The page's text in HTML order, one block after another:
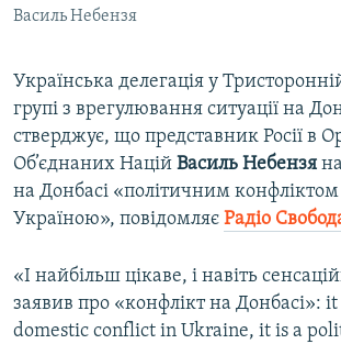
Василь Небензя
Українська делегація у
групі з врегулювання ситуації на
стверджує, що представник Росії в
Об’єднаних Націй Василь Небензя
на Донбасі «політичним
Україною», повідомляє Радіо
«І найбільш цікаве, і навіть
заявив про «конфлікт на Донбасі»:
domestic conflict in Ukraine, it is a